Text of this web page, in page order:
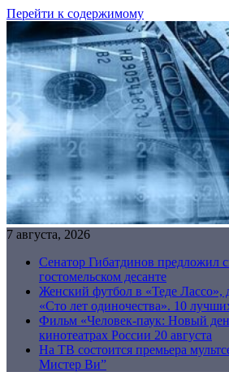
Перейти к содержимому
7 августа, 2026
Сенатор Гибатдинов предложил
гостомельском десанте
Женский футбол в «Теде Лассо»,
«Сто лет одиночества». 10
Фильм «Человек-паук: Новый
кинотеатрах России 20 августа
На ТВ состоится премьера
Мистер Ви”